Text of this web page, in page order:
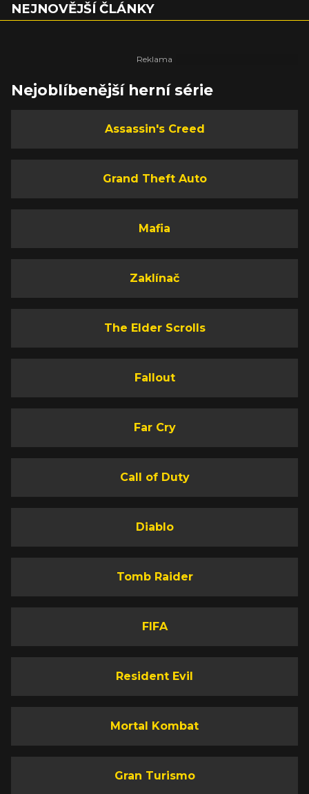
NEJNOVĚJŠÍ ČLÁNKY
Nejoblíbenější herní série
Assassin's Creed
Grand Theft Auto
Mafia
Zaklínač
The Elder Scrolls
Fallout
Far Cry
Call of Duty
Diablo
Tomb Raider
FIFA
Resident Evil
Mortal Kombat
Gran Turismo